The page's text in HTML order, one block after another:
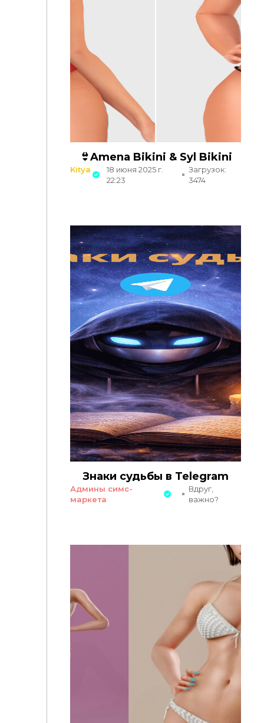
👙Amena Bikini & Syl Bikini
Kitya
18 июня 2025 г.
22:23
Загрузок:
3474
Знаки судьбы в Telegram
Админы симс-
маркета
Вдруг,
важно?